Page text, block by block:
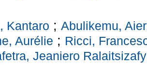
Kantaro ; Abulikemu,
Aurélie ; Ricci,
Jeaniero Ralaitsizafy